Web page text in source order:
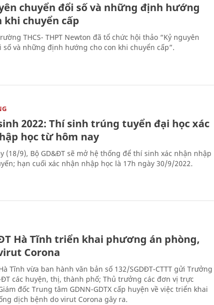
chuyển đổi số và những định hướng
khi chuyển cấp
THCS- THPT Newton đã tổ chức hội thảo “Kỷ nguyên
số và những định hướng cho con khi chuyển cấp”.
2022: Thí sinh trúng tuyển đại học xác
học từ hôm nay
(18/9), Bộ GD&ĐT sẽ mở hệ thống để thí sinh xác nhận nhập
hạn cuối xác nhận nhập học là 17h ngày 30/9/2022.
Hà Tĩnh triển khai phương án phòng,
Corona
Tĩnh vừa ban hành văn bản số 132/SGDĐT-CTTT gửi Trưởng
ĐT các huyện, thị, thành phố; Thủ trưởng các đơn vị trực
đốc Trung tâm GDNN-GDTX cấp huyện về việc triển khai
dịch bệnh do virut Corona gây ra.